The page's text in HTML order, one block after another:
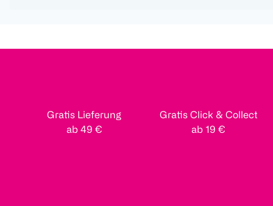
Gratis Lieferung
ab 49 €
Gratis Click & Collect
ab 19 €